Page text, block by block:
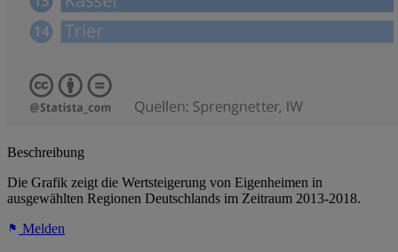
Beschreibung
Die Grafik zeigt die Wertsteigerung von Eigenheimen in
ausgewählten Regionen Deutschlands im Zeitraum 2013-2018.
Melden